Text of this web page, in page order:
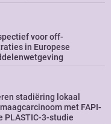
voor off-
in Europese
stadiëring lokaal
met FAPI-
PLASTIC-3-studie